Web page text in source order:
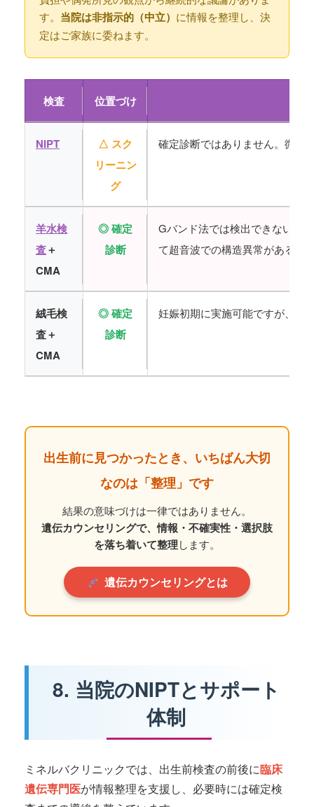
す。 当院は非指示的（中立） に情報を整理し、決
定はご家族に委ねます。
検査 位置づけ
NIPT
△ スク
リーニン
グ
確定診断ではありません。微小
羊水検
査＋
CMA
◎ 確定
診断
Gバンド法では検出できない微
て超音波での構造異常がある場
絨毛検
査＋
CMA
◎ 確定
診断
妊娠初期に実施可能ですが、適
出生前に見つかったとき、いちばん大切
なのは「整理」です
結果の意味づけは一律ではありません。
遺伝カウンセリングで、情報・不確実性・選択肢
を落ち着いて整理します。
遺伝カウンセリングとは
8. 当院のNIPTとサポート
体制
ミネルバクリニックでは、出生前検査の前後に臨床
遺伝専門医が情報整理を支援し、必要時には確定検